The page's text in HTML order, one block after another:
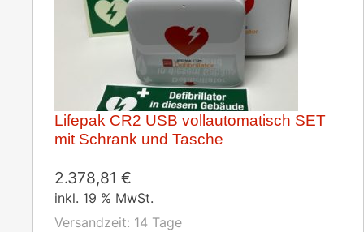
Lifepak CR2 USB vollautomatisch SET
mit Schrank und Tasche
2.378,81 €
inkl. 19 % MwSt.
Versandzeit: 14 Tage